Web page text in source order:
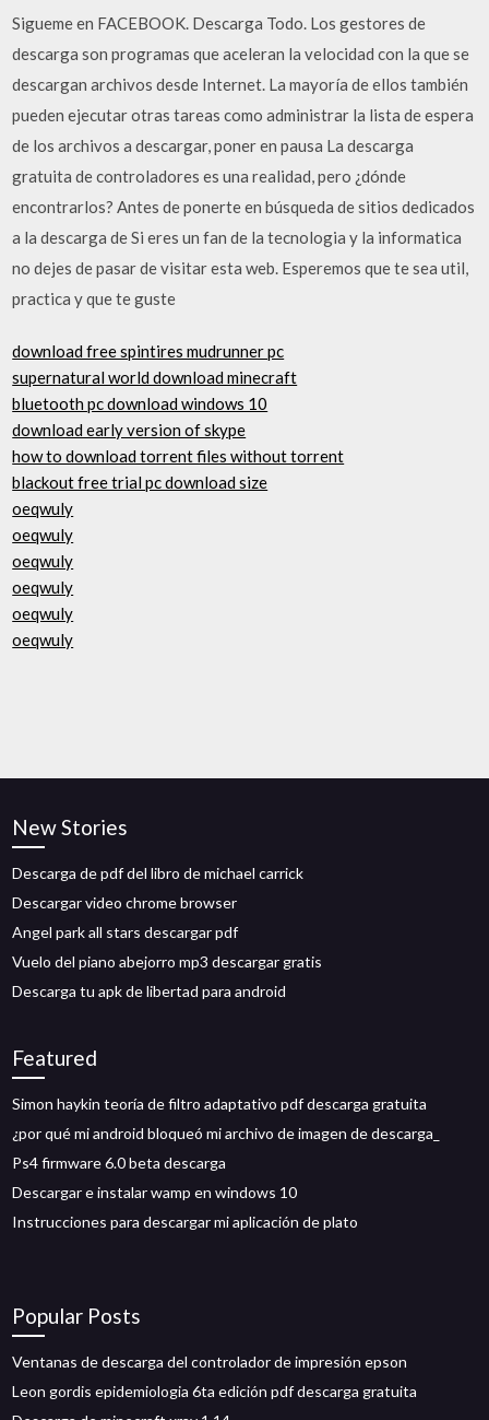
Sigueme en FACEBOOK. Descarga Todo. Los gestores de
descarga son programas que aceleran la velocidad con la que se
descargan archivos desde Internet. La mayoría de ellos también
pueden ejecutar otras tareas como administrar la lista de espera
de los archivos a descargar, poner en pausa La descarga
gratuita de controladores es una realidad, pero ¿dónde
encontrarlos? Antes de ponerte en búsqueda de sitios dedicados
a la descarga de Si eres un fan de la tecnologia y la informatica
no dejes de pasar de visitar esta web. Esperemos que te sea util,
practica y que te guste
download free spintires mudrunner pc
supernatural world download minecraft
bluetooth pc download windows 10
download early version of skype
how to download torrent files without torrent
blackout free trial pc download size
oeqwuly
oeqwuly
oeqwuly
oeqwuly
oeqwuly
oeqwuly
New Stories
Descarga de pdf del libro de michael carrick
Descargar video chrome browser
Angel park all stars descargar pdf
Vuelo del piano abejorro mp3 descargar gratis
Descarga tu apk de libertad para android
Featured
Simon haykin teoría de filtro adaptativo pdf descarga gratuita
¿por qué mi android bloqueó mi archivo de imagen de descarga_
Ps4 firmware 6.0 beta descarga
Descargar e instalar wamp en windows 10
Instrucciones para descargar mi aplicación de plato
Popular Posts
Ventanas de descarga del controlador de impresión epson
Leon gordis epidemiologia 6ta edición pdf descarga gratuita